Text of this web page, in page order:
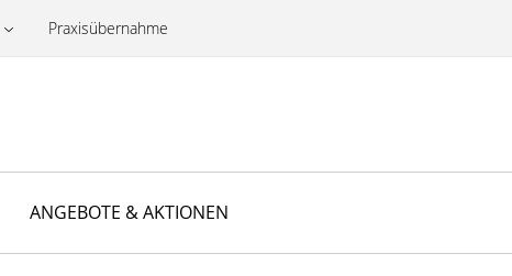
Praxisübernahme
ANGEBOTE & AKTIONEN